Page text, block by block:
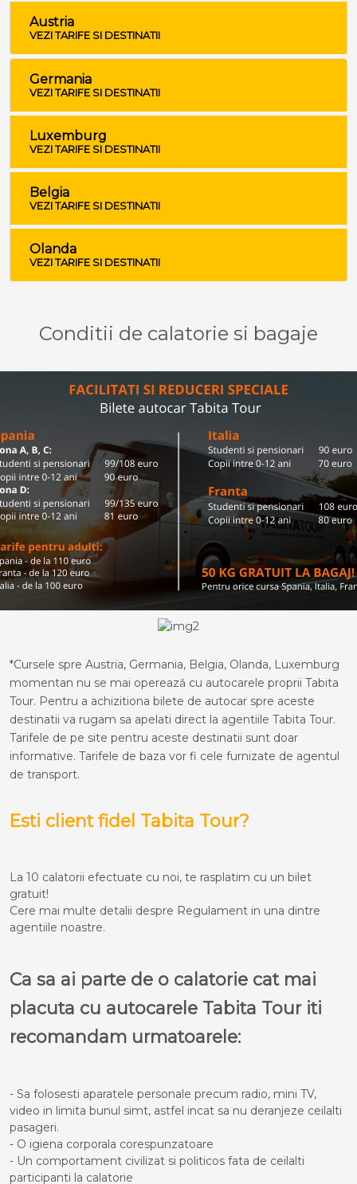
Austria
VEZI TARIFE SI DESTINATII
Germania
VEZI TARIFE SI DESTINATII
Luxemburg
VEZI TARIFE SI DESTINATII
Belgia
VEZI TARIFE SI DESTINATII
Olanda
VEZI TARIFE SI DESTINATII
Conditii de calatorie si bagaje
*Cursele spre Austria, Germania, Belgia, Olanda, Luxemburg
momentan nu se mai operează cu autocarele proprii Tabita
Tour. Pentru a achizitiona bilete de autocar spre aceste
destinatii va rugam sa apelati direct la agentiile Tabita Tour.
Tarifele de pe site pentru aceste destinatii sunt doar
informative. Tarifele de baza vor fi cele furnizate de agentul
de transport.
Esti client fidel Tabita Tour?
La 10 calatorii efectuate cu noi, te rasplatim cu un bilet
gratuit!
Cere mai multe detalii despre Regulament in una dintre
agentiile noastre.
Ca sa ai parte de o calatorie cat mai
placuta cu autocarele Tabita Tour iti
recomandam urmatoarele:
- Sa folosesti aparatele personale precum radio, mini TV,
video in limita bunul simt, astfel incat sa nu deranjeze ceilalti
pasageri.
- O igiena corporala corespunzatoare
- Un comportament civilizat si politicos fata de ceilalti
participanti la calatorie